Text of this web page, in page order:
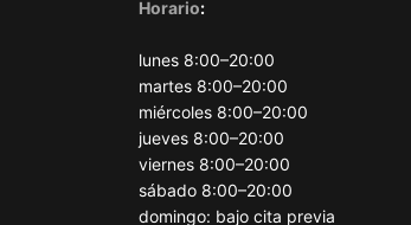
Horario:
lunes 8:00–20:00
martes 8:00–20:00
miércoles 8:00–20:00
jueves 8:00–20:00
viernes 8:00–20:00
sábado 8:00–20:00
domingo: bajo cita previa